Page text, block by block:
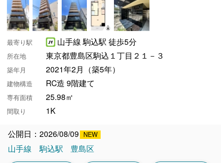
最寄り駅 山手線 駒込駅 徒歩5分
所在地 東京都豊島区駒込１丁目２１－３
築年月 2021年2月（築5年）
建物構造 RC造 9階建て
専有面積 25.98㎡
間取り 1K
公開日：2026/08/09
山手線
駒込駅 豊島区